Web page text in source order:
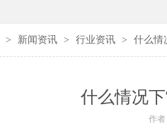
> 新闻资讯 > 行业资讯 > 什么情
什么情况
作者